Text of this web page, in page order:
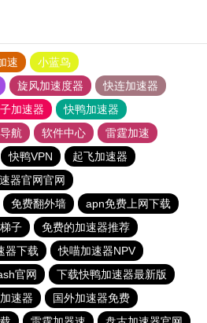
速
小蓝鸟
旋风加速度器
快连加速器
加速器
快鸭加速器
航 软件中心
雷霆加速
快鸭VPN
起飞加速器
器官网官网
免费翻外墙
apn免费上网下载
子
免费的加速器推荐
器下载
快喵加速器NPV
官网
下载快鸭加速器最新版
速器
国外加速器免费